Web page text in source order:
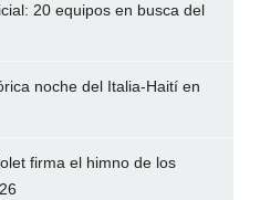
20 equipos en busca del
noche del Italia-Haití en
firma el himno de los